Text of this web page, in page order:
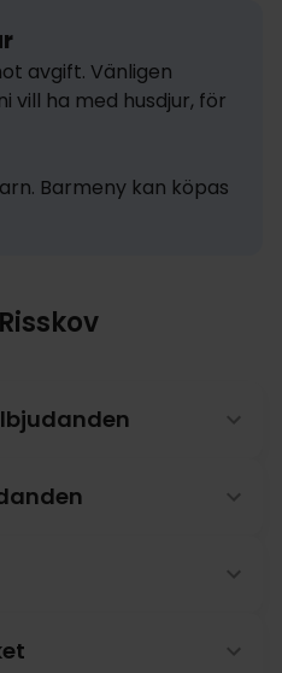
avgift. Vänligen
vill ha med husdjur, för
Barmeny kan köpas